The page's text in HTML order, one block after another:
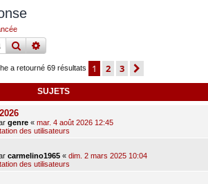
rechercher
recherche
a retourné 69 résultats 1 2 3
SUJETS
genre « mar. 4 août 2026 12:45
des utilisateurs
carmelino1965 « dim. 2 mars 2025 10:04
des utilisateurs